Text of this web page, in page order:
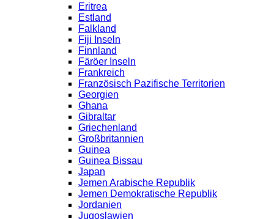
Eritrea
Estland
Falkland
Fiji Inseln
Finnland
Färöer Inseln
Frankreich
Französisch Pazifische Territorien
Georgien
Ghana
Gibraltar
Griechenland
Großbritannien
Guinea
Guinea Bissau
Japan
Jemen Arabische Republik
Jemen Demokratische Republik
Jordanien
Jugoslawien